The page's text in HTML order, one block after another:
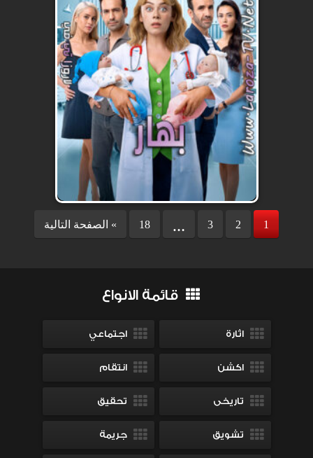
1
2
3
…
18 الصفحة التالية «
قائمة الانواع
اثارة اجتماعي
اكشن انتقام
تاريخى تحقيق
تشويق جريمة